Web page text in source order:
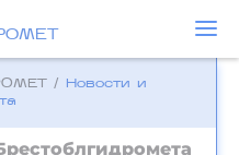
/
Новости и